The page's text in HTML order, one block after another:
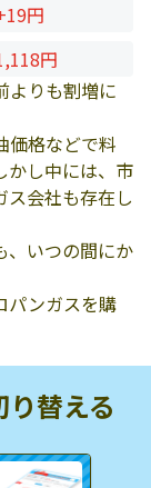
円
円
よりも割増に
価格などで料
かし中には、市
会社も存在し
、いつの間にか
パンガスを購
り替える